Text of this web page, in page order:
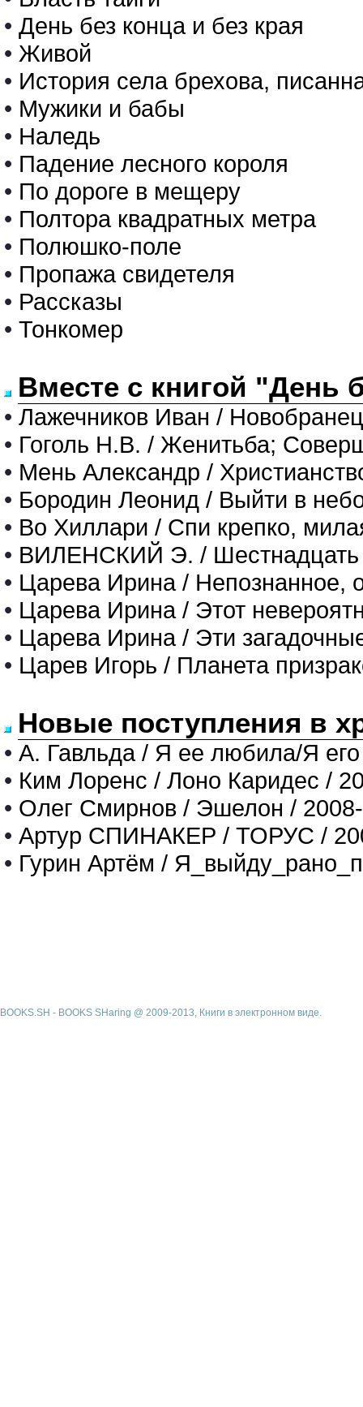
• День без конца и без края
• Живой
• История села брехова,
• Мужики и бабы
• Наледь
• Падение лесного короля
• По дороге в мещеру
• Полтора квадратных метра
• Полюшко-поле
• Пропажа свидетеля
• Рассказы
• Тонкомер
Вместе с книгой "День
• Лажечников Иван /
• Гоголь Н.В. / Женитьба;
• Мень Александр /
• Бородин Леонид / Выйти в
• Во Хиллари / Спи крепко,
• ВИЛЕНСКИЙ Э. / Шестнадцать
• Царева Ирина / Непознанное,
• Царева Ирина / Этот
• Царева Ирина / Эти
• Царев Игорь / Планета
Новые поступления в
• А. Гавльда / Я ее любила/Я
• Ким Лоренс / Лоно Каридес /
• Олег Смирнов / Эшелон /
• Артур СПИНАКЕР / ТОРУС /
• Гурин Артём /
BOOKS.SH - BOOKS SHaring @ 2009-2013, Книги в электронном виде.